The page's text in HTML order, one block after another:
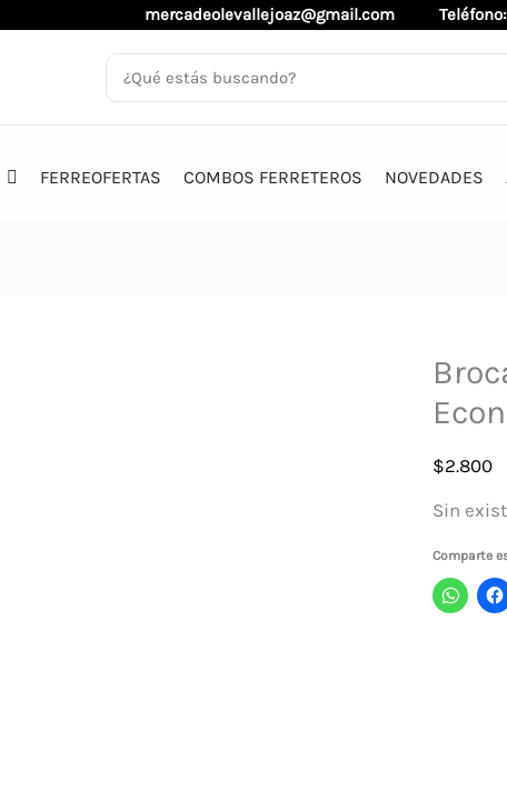
mercadeolevallejoaz@gmail.com
FERREOFERTAS COMBOS FERRETEROS NOVEDADES
$2.800
Sin
Comparte